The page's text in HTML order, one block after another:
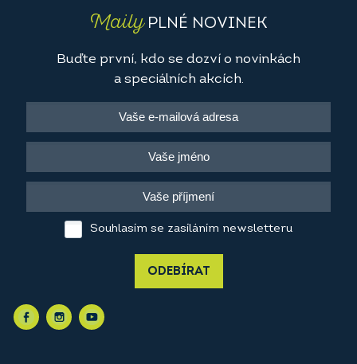
MailyPLNÉ NOVINEK
Buďte první, kdo se dozví o novinkách
a speciálních akcích.
Souhlasím se zasíláním newsletteru
ODEBÍRAT